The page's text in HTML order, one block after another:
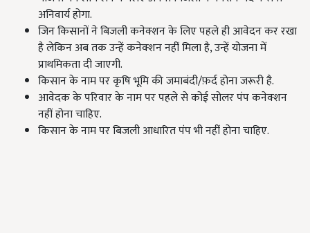
अनिवार्य होगा.
जिन किसानों ने बिजली कनेक्शन के लिए पहले ही आवेदन कर रखा
है लेकिन अब तक उन्हें कनेक्शन नहीं मिला है, उन्हें योजना में
प्राथमिकता दी जाएगी.
किसान के नाम पर कृषि भूमि की जमाबंदी/फ़र्द होना जरूरी है.
आवेदक के परिवार के नाम पर पहले से कोई सोलर पंप कनेक्शन
नहीं होना चाहिए.
किसान के नाम पर बिजली आधारित पंप भी नहीं होना चाहिए.